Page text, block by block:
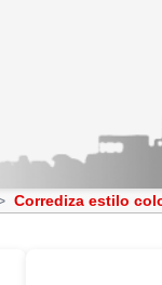
Corrediza estilo